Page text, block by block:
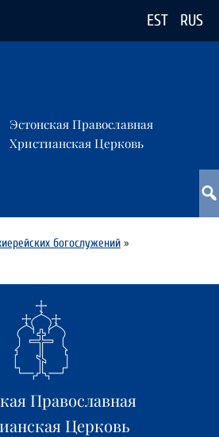
EST RUS
Эстонская Православная
Христианская Церковь
богослужений »
Православная
Церковь